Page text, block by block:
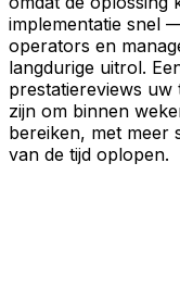
implementatie snel
operators en
langdurige uitrol.
prestatiereviews uw
zijn om binnen
bereiken, met meer
van de tijd oplopen.